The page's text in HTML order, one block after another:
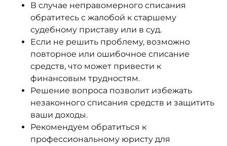
В случае неправомерного списания
обратитесь с жалобой к старшему
судебному приставу или в суд.
Если не решить проблему, возможно
повторное или ошибочное списание
средств, что может привести к
финансовым трудностям.
Решение вопроса позволит избежать
незаконного списания средств и защитить
ваши доходы.
Рекомендуем обратиться к
профессиональному юристу для